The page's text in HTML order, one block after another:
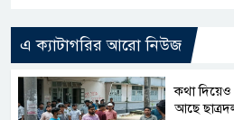
এ ক্যাটাগরির আরো নিউজ
কথা দিয়েও
আছে